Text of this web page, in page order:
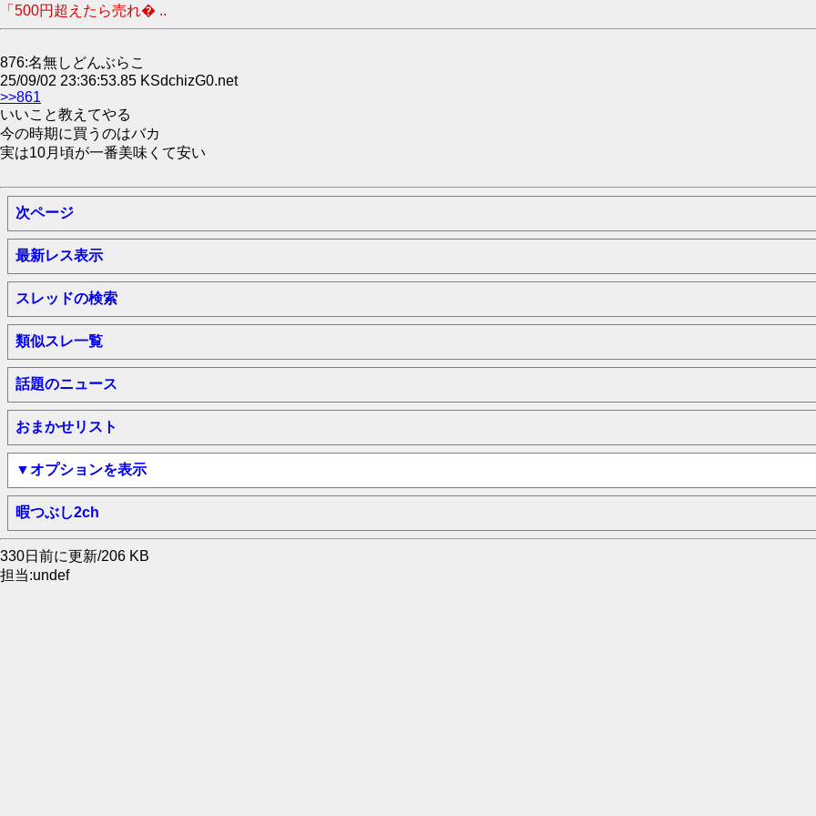
「500円超えたら売れ� ..
876:名無しどんぶらこ
25/09/02 23:36:53.85 KSdchizG0.net
>>861
いいこと教えてやる
今の時期に買うのはバカ
実は10月頃が一番美味くて安い
次ページ
最新レス表示
スレッドの検索
類似スレ一覧
話題のニュース
おまかせリスト
▼オプションを表示
暇つぶし2ch
330日前に更新/206 KB
担当:undef